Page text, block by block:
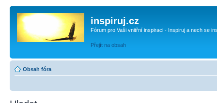
inspiruj.cz
Fórum pro Vaši vnitřní inspiraci - Inspiruj a nech se
Přejít na obsah
Obsah fóra